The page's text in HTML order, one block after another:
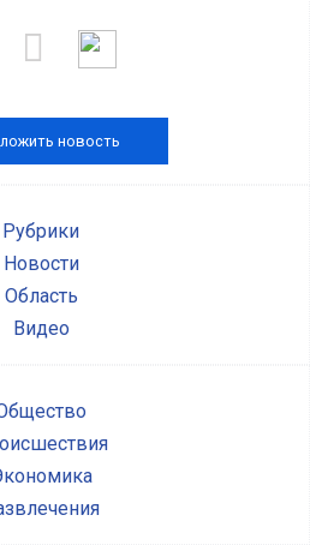
новость
Рубрики
Новости
Область
Видео